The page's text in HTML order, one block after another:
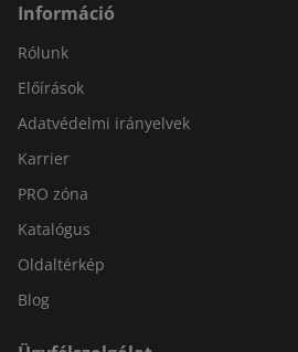
Információ
Rólunk
Előírások
Adatvédelmi irányelvek
Karrier
PRO zóna
Katalógus
Oldaltérkép
Blog